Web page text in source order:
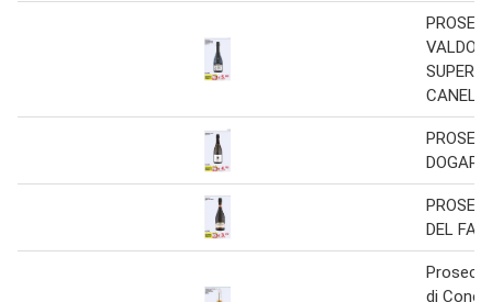
DEL
di